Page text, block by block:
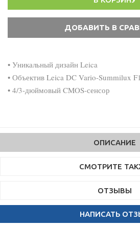
• Уникальный дизайн Leica
• Объектив Leica DC Vario-Summilux
• 4/3-дюймовый CMOS-сенсор
ОПИСАНИЕ
СМОТРИТЕ
ОТЗЫВЫ
НАПИСАТЬ